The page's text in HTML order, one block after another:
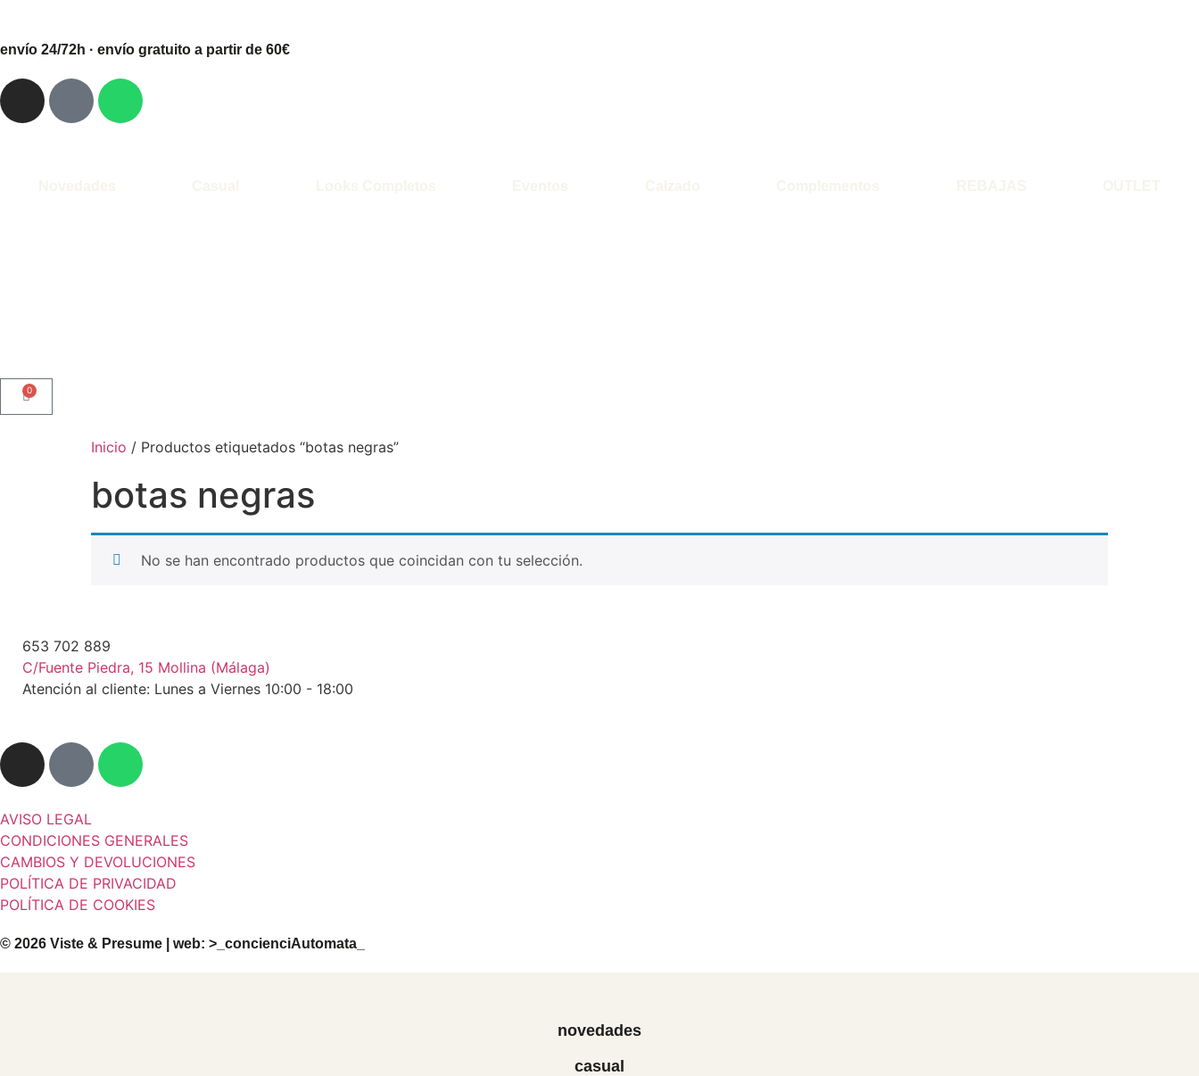
envío 24/72h · envío gratuito a partir de 60€
0
Inicio / Productos etiquetados “botas negras”
botas negras
No se han encontrado productos que coincidan con tu selección.
653 702 889
C/Fuente Piedra, 15 Mollina (Málaga)
Atención al cliente: Lunes a Viernes 10:00 - 18:00
AVISO LEGAL
CONDICIONES GENERALES
CAMBIOS Y DEVOLUCIONES
POLÍTICA DE PRIVACIDAD
POLÍTICA DE COOKIES
© 2026 Viste & Presume | web: >_concienciAutomata_
novedades
casual